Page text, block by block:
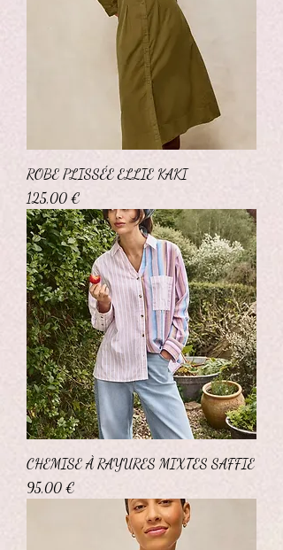
ROBE PLISSÉE ELLIE KAKI
Prix
125,00 €
CHEMISE À RAYURES MIXTES SAFFIE
Prix
95,00 €